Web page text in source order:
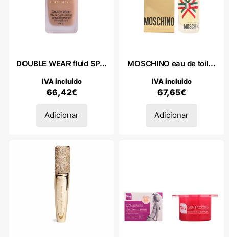
DOUBLE WEAR fluid SP...
66,42€
IVA incluido
Adicionar
MOSCHINO eau de toil...
67,65€
IVA incluido
Adicionar